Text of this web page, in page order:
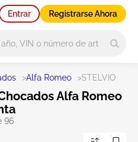
Entrar Registrarse Ahora
>Alfa Romeo >STELVIO
Alfa Romeo
96